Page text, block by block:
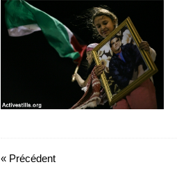
« Précédent